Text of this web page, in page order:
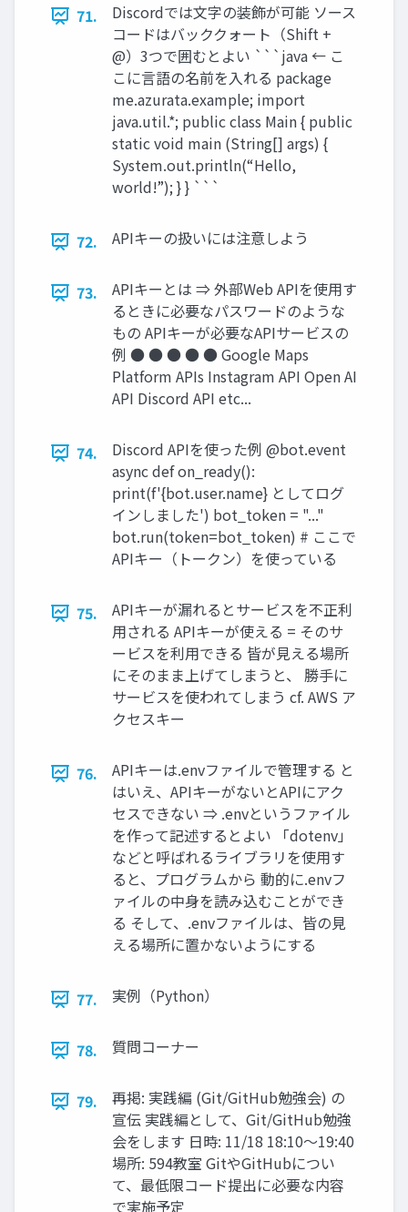
71.
Discordでは⽂字の装飾が可能 ソース
コードはバッククォート（Shift +
@）3つで囲むとよい ```java ← こ
こに言語の名前を入れる package
me.azurata.example; import
java.util.*; public class Main { public
static void main (String[] args) {
System.out.println(“Hello,
world!”); } } ```
72. APIキーの扱いには注意しよう
73.
APIキーとは ⇒ 外部Web APIを使⽤す
るときに必要なパスワードのような
もの APIキーが必要なAPIサービスの
例 ● ● ● ● ● Google Maps
Platform APIs Instagram API Open AI
API Discord API etc...
74.
Discord APIを使った例 @bot.event
async def on_ready():
print(f'{bot.user.name} としてログ
インしました') bot_token = "..."
bot.run(token=bot_token) # ここで
APIキー（トークン）を使っている
75.
APIキーが漏れるとサービスを不正利
⽤される APIキーが使える = そのサ
ービスを利⽤できる 皆が⾒える場所
にそのまま上げてしまうと、 勝⼿に
サービスを使われてしまう cf. AWS ア
クセスキー
76.
APIキーは.envファイルで管理する と
はいえ、APIキーがないとAPIにアク
セスできない ⇒ .envというファイル
を作って記述するとよい 「dotenv」
などと呼ばれるライブラリを使⽤す
ると、プログラムから 動的に.envフ
ァイルの中⾝を読み込むことができ
る そして、.envファイルは、皆の⾒
える場所に置かないようにする
77. 実例（Python）
78. 質問コーナー
79.
再掲: 実践編 (Git/GitHub勉強会) の
宣伝 実践編として、Git/GitHub勉強
会をします ⽇時: 11/18 18:10〜19:40
場所: 594教室 GitやGitHubについ
て、最低限コード提出に必要な内容
で実施予定